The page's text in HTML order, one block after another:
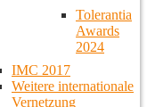
Tolerantia
Awards
2024
IMC 2017
Weitere internationale
Vernetzung